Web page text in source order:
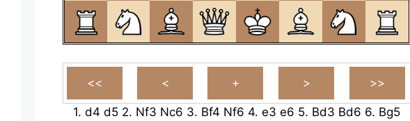
1. d4 d5 2. Nf3 Nc6 3. Bf4 Nf6 4. e3 e6 5. Bd3 Bd6 6. Bg5